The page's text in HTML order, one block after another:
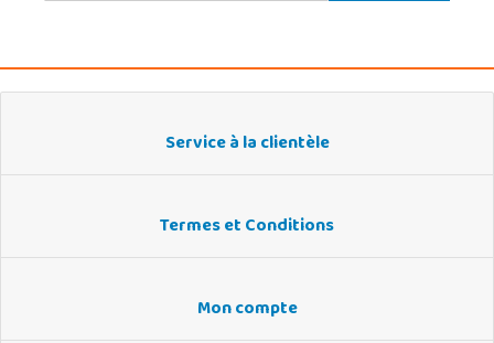
Service à la clientèle
Termes et Conditions
Mon compte